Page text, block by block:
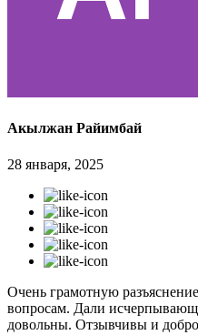
Акылжан Райимбай
28 января, 2025
Очень грамотную
вопросам. Дали
довольны. Отзывчивы и